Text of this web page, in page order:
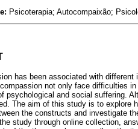
Psicoterapia; Autocompaixão;
has been associated with
not only face difficulties
psychological and social suffering.
The aim of this study is to explore
the constructs and investigate
study through online collection,